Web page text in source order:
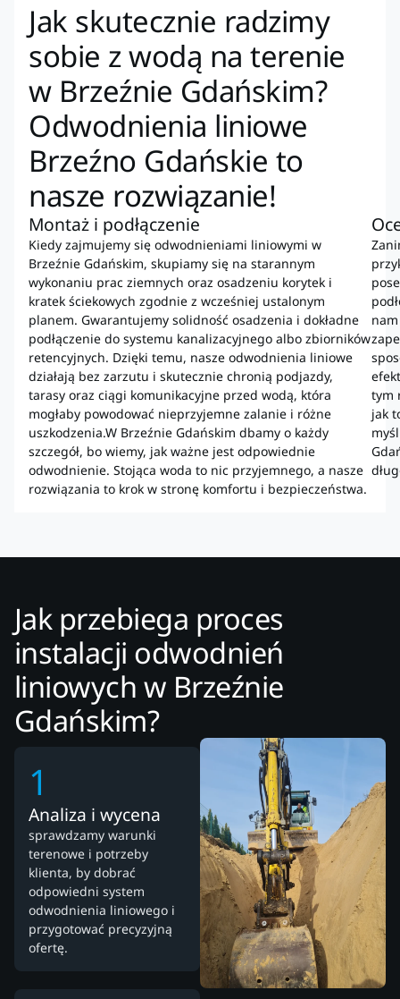
Jak skutecznie radzimy
sobie z wodą na terenie
w Brzeźnie Gdańskim?
Odwodnienia liniowe
Brzeźno Gdańskie to
nasze rozwiązanie!
Montaż i podłączenie
Kiedy zajmujemy się odwodnieniami liniowymi w
Brzeźnie Gdańskim, skupiamy się na starannym
wykonaniu prac ziemnych oraz osadzeniu korytek i
kratek ściekowych zgodnie z wcześniej ustalonym
planem. Gwarantujemy solidność osadzenia i dokładne
podłączenie do systemu kanalizacyjnego albo zbiorników
retencyjnych. Dzięki temu, nasze odwodnienia liniowe
działają bez zarzutu i skutecznie chronią podjazdy,
tarasy oraz ciągi komunikacyjne przed wodą, która
mogłaby powodować nieprzyjemne zalanie i różne
uszkodzenia.W Brzeźnie Gdańskim dbamy o każdy
szczegół, bo wiemy, jak ważne jest odpowiednie
odwodnienie. Stojąca woda to nic przyjemnego, a nasze
rozwiązania to krok w stronę komfortu i bezpieczeństwa.
tym
jak
Jak przebiega proces
instalacji odwodnień
liniowych w Brzeźnie
Gdańskim?
1
Analiza i wycena
sprawdzamy warunki
terenowe i potrzeby
klienta, by dobrać
odpowiedni system
odwodnienia liniowego i
przygotować precyzyjną
ofertę.